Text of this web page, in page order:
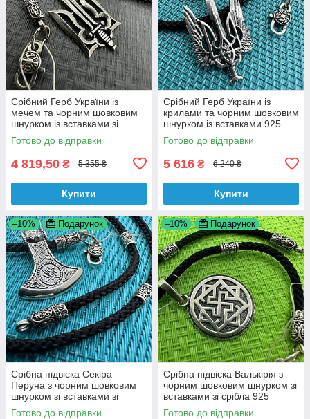
Срібний Герб України із
мечем та чорним шовковим
шнурком із вставками зі
срібла 925 проби
Готово до відправки
4 819,50 ₴ 5 355 ₴
Купити
Срібний Герб України із
крилами та чорним шовковим
шнурком із вставками 925
проби
Готово до відправки
5 616 ₴ 6 240 ₴
Купити
–10% Подарунок
Срібна підвіска Секіра
Перуна з чорним шовковим
шнурком зі вставками зі
срібла 925 проби
Готово до відправки
–10% Подарунок
Срібна підвіска Валькірія з
чорним шовковим шнурком зі
вставками зі срібла 925
проби
Готово до відправки